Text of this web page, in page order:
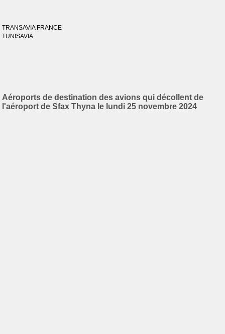
TRANSAVIA FRANCE
TUNISAVIA
Aéroports de destination des avions qui décollent de
l'aéroport de Sfax Thyna le lundi 25 novembre 2024